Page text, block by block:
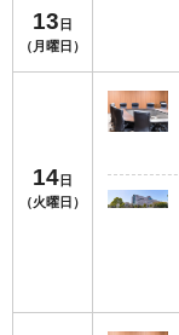
13 日
（月曜日）
14日
（火曜日）